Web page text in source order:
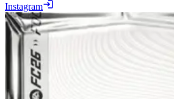
Instagram